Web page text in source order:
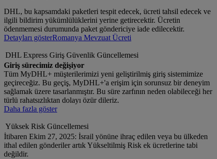
DHL, bu kapsamdaki paketleri tespit edecek, ücreti tahsil edecek ve
ilgili bildirim yükümlülüklerini yerine getirecektir. Ücretin
ödenmemesi durumunda paket göndericiye iade edilecektir.
Detayları gösterRomanya Mevzuat Ücreti
DHL Express Giriş Güvenlik Güncellemesi
Giriş sürecimiz değişiyor
Tüm MyDHL+ müşterilerimizi yeni geliştirilmiş giriş sistemimize
geçireceğiz. Bu geçiş, MyDHL+'a erişim için sorunsuz bir deneyim
sağlamak üzere tasarlanmıştır. Bu süre zarfının neden olabileceği her
türlü rahatsızlıktan dolayı özür dileriz.
Daha fazla göster
Yüksek Risk Güncellemesi
İtibaren Ekim 27, 2025: İsrail yönüne ihraç edilen veya bu ülkeden
ithal edilen gönderiler artık Yükseltilmiş Risk ek ücretlerine tabi
değildir.